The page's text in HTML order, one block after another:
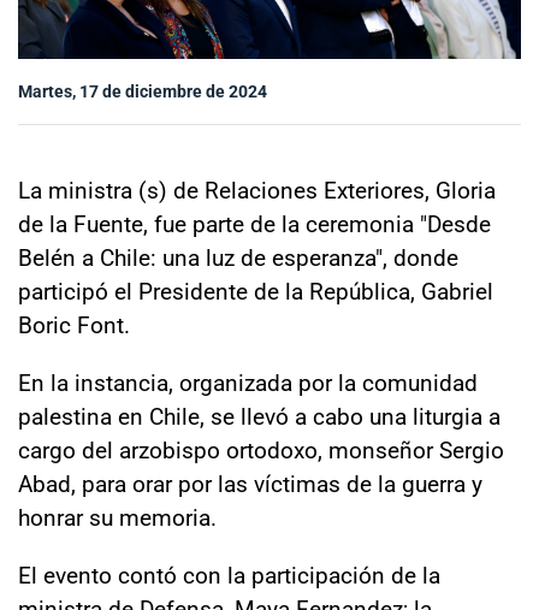
Sala de prensa
Martes, 17 de diciembre de 2024
La ministra (s) de Relaciones Exteriores, Gloria
de la Fuente, fue parte de la ceremonia "Desde
Belén a Chile: una luz de esperanza", donde
participó el Presidente de la República, Gabriel
Boric Font.
En la instancia, organizada por la comunidad
palestina en Chile, se llevó a cabo una liturgia a
cargo del arzobispo ortodoxo, monseñor Sergio
Abad, para orar por las víctimas de la guerra y
honrar su memoria.
El evento contó con la participación de la